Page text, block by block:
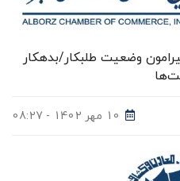
وضعیت طلبکار/بدهکار
10 مهر 1402 - 08:27